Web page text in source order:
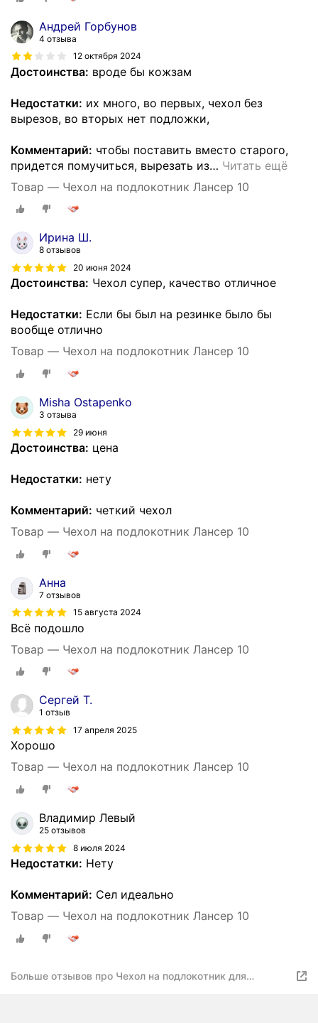
Андрей Горбунов
4 отзыва
12 октября 2024
Достоинства: вроде бы кожзам
Недостатки: их много, во первых, чехол без
вырезов, во вторых нет подложки,
Комментарий: чтобы поставить вместо старого,
придется помучиться, вырезать из… Читать ещё
Товар — Чехол на подлокотник Лансер 10
Ирина Ш.
8 отзывов
20 июня 2024
Достоинства: Чехол супер, качество отличное
Недостатки: Если бы был на резинке было бы
вообще отлично
Товар — Чехол на подлокотник Лансер 10
Misha Ostapenko
3 отзыва
29 июня
Достоинства: цена
Недостатки: нету
Комментарий: четкий чехол
Товар — Чехол на подлокотник Лансер 10
Анна
7 отзывов
15 августа 2024
Всё подошло
Товар — Чехол на подлокотник Лансер 10
Сергей Т.
1 отзыв
17 апреля 2025
Хорошо
Товар — Чехол на подлокотник Лансер 10
Владимир Левый
25 отзывов
8 июля 2024
Недостатки: Нету
Комментарий: Сел идеально
Товар — Чехол на подлокотник Лансер 10
Больше отзывов про Чехол на подлокотник для